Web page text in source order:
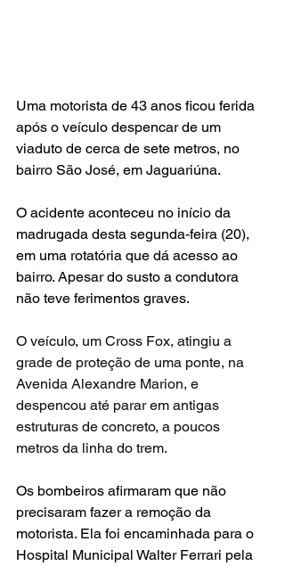
Uma motorista de 43 anos ficou ferida
após o veículo despencar de um
viaduto de cerca de sete metros, no
bairro São José, em Jaguariúna.
O acidente aconteceu no início da
madrugada desta segunda-feira (20),
em uma rotatória que dá acesso ao
bairro. Apesar do susto a condutora
não teve ferimentos graves.
O veículo, um Cross Fox, atingiu a
grade de proteção de uma ponte, na
Avenida Alexandre Marion, e
despencou até parar em antigas
estruturas de concreto, a poucos
metros da linha do trem.
Os bombeiros afirmaram que não
precisaram fazer a remoção da
motorista. Ela foi encaminhada para o
Hospital Municipal Walter Ferrari pela